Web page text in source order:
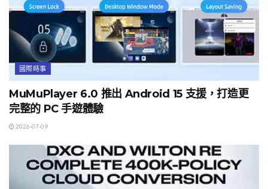
國際時事
MuMuPlayer 6.0 推出 Android 15 支援，打造更
完整的 PC 手遊體驗
2026-07-09